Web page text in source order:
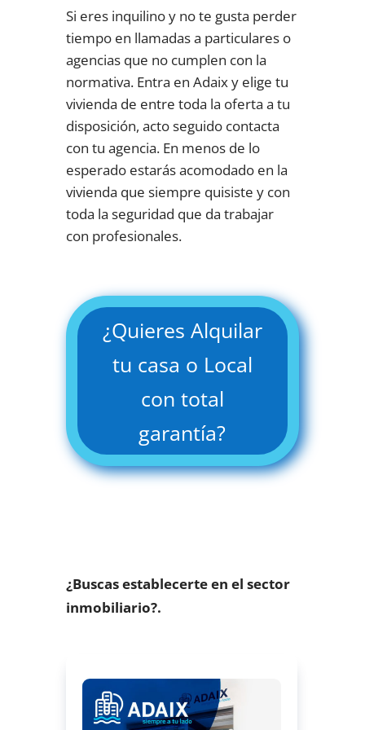
Si eres inquilino y no te gusta perder
tiempo en llamadas a particulares o
agencias que no cumplen con la
normativa. Entra en Adaix y elige tu
vivienda de entre toda la oferta a tu
disposición, acto seguido contacta
con tu agencia. En menos de lo
esperado estarás acomodado en la
vivienda que siempre quisiste y con
toda la seguridad que da trabajar
con profesionales.
¿Quieres Alquilar
tu casa o Local
con total
garantía?
¿Buscas establecerte en el sector
inmobiliario?.